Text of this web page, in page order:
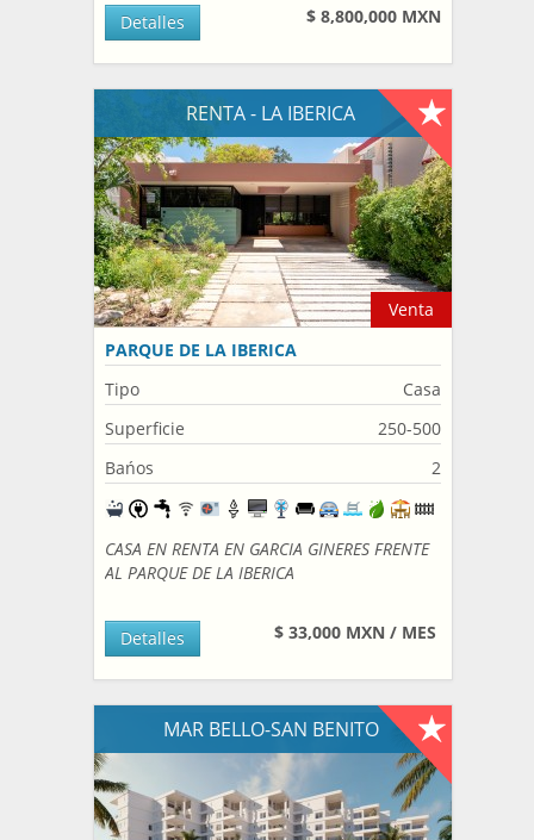
$ 8,800,000 MXN
Detalles
RENTA - LA IBERICA
Venta
PARQUE DE LA IBERICA
Tipo
Casa
Superficie
250-500
Bańos
2
CASA EN RENTA EN GARCIA GINERES FRENTE
AL PARQUE DE LA IBERICA
$ 33,000 MXN / MES
Detalles
MAR BELLO-SAN BENITO